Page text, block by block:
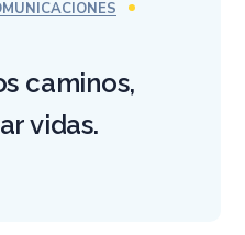
caminos,
vidas.